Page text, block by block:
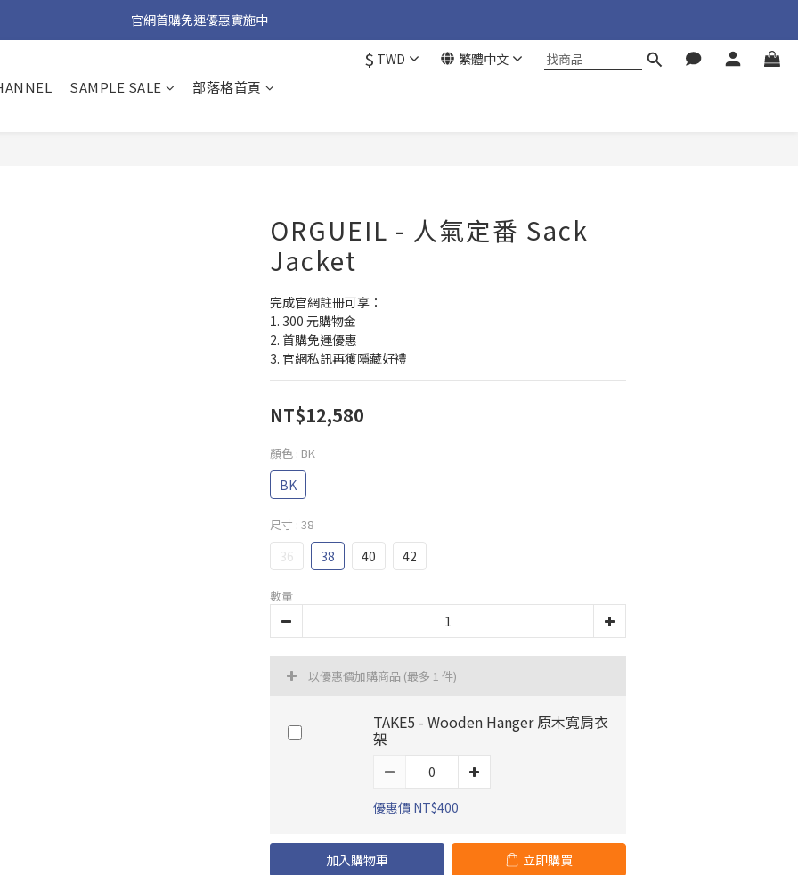
加入官方 LINE 獲取隱藏好禮
官網首購免運優惠實施中
$ TWD 繁體中文
SAMPLE SALE 部落格首頁
ORGUEIL - 人氣定番 Sack
Jacket
完成官網註冊可享：
1. 300 元購物金
2. 首購免運優惠
3. 官網私訊再獲隱藏好禮
NT$12,580
顏色 : BK
BK
尺寸 : 38
36 38 40 42
數量
以優惠價加購商品 (最多 1 件)
TAKE5 - Wooden Hanger 原木寬肩衣
架
優惠價 NT$400
加入購物車 立即購買